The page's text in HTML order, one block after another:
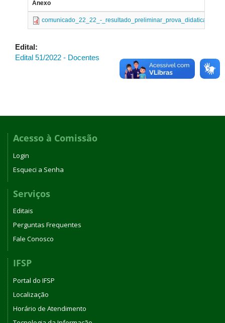
Anexo
comunicado_22_22_-_resultado_preliminar_prova_didatica.pdf
Edital:
Edital 51/2022 - Docentes
Acesso à Comissão
Login
Esqueci a Senha
Serviços
Editais
Perguntas Frequentes
Fale Conosco
IFSP
Portal do IFSP
Localização
Horário de Atendimento